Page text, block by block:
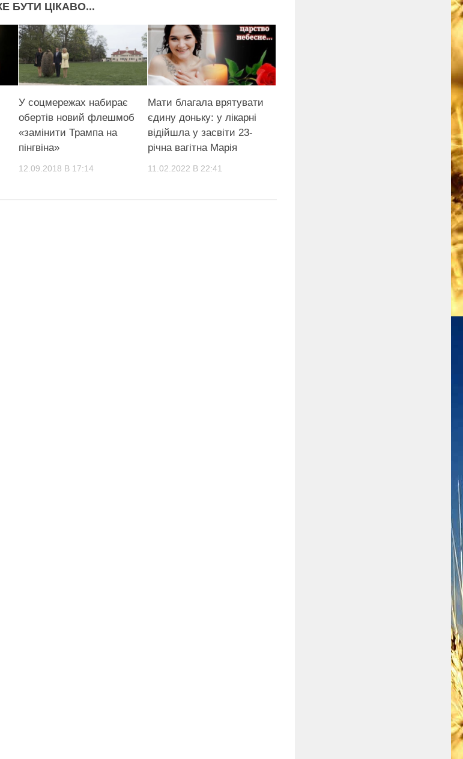
БУТИ ЦІКАВО...
У соцмережах набирає
обертів новий флешмоб
«замінити Трампа на
пінгвіна»
12.09.2018 В 17:14
Мати благала врятувати
єдину доньку: у лікарні
відійшла у засвіти 23-
річна вагітна Марія
11.02.2022 В 22:41